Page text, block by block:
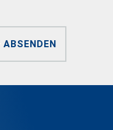
ABSENDEN